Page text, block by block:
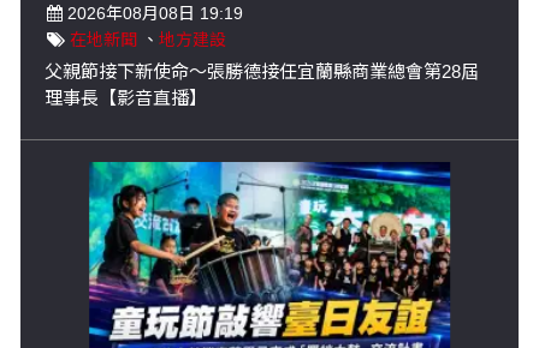
2026年08月08日 19:19
在地新聞
、 地方建設
父親節接下新使命～張勝德接任宜蘭縣商業總會第28屆
理事長【影音直播】